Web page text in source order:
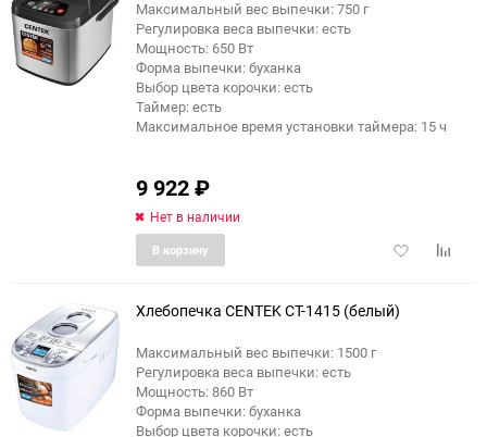
Максимальный вес выпечки: 750 г
Регулировка веса выпечки: есть
Мощность: 650 Вт
Форма выпечки: буханка
Выбор цвета корочки: есть
Таймер: есть
Максимальное время установки таймера: 15 ч
9 922₽
Нет в наличии
Добавить
В корзину
Хлебопечка CENTEK CT-1415 (белый)
Максимальный вес выпечки: 1500 г
Регулировка веса выпечки: есть
Мощность: 860 Вт
Форма выпечки: буханка
Выбор цвета корочки: есть